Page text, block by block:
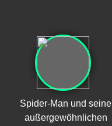
Spider-Man und seine
außergewöhnlichen